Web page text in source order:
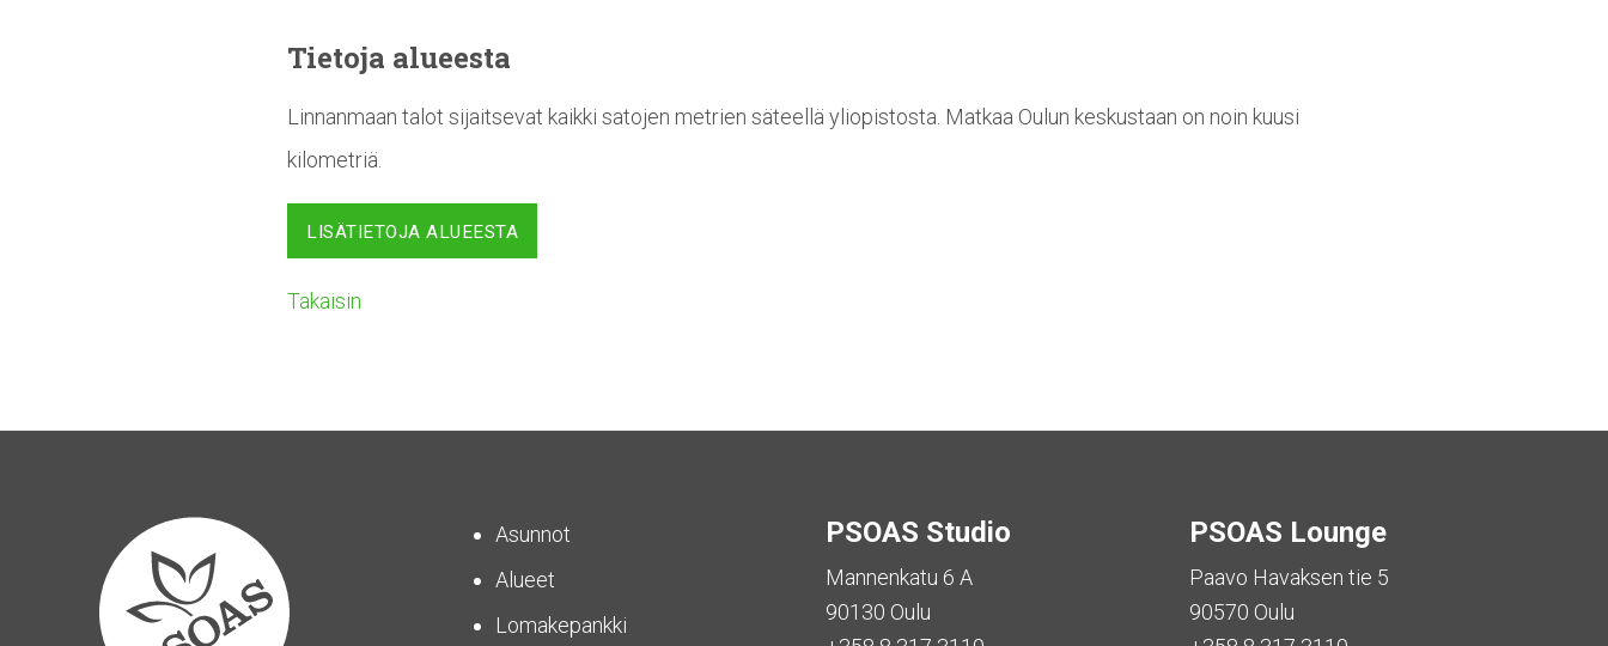
Tietoja alueesta
Linnanmaan talot sijaitsevat kaikki satojen metrien säteellä yliopistosta. Matkaa Oulun keskustaan on noin kuusi
kilometriä.
LISÄTIETOJA ALUEESTA
Takaisin
Asunnot
Alueet
Lomakepankki
PSOAS Studio
Mannenkatu 6 A
90130 Oulu
PSOAS Lounge
Paavo Havaksen tie 5
90570 Oulu